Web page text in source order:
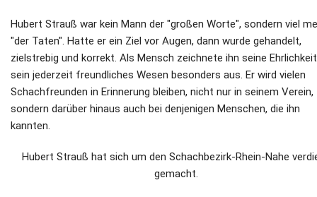
Hubert Strauß war kein Mann der "großen Worte", sondern viel
"der Taten". Hatte er ein Ziel vor Augen, dann wurde gehandelt,
zielstrebig und korrekt. Als Mensch zeichnete ihn seine
sein jederzeit freundliches Wesen besonders aus. Er wird vielen
Schachfreunden in Erinnerung bleiben, nicht nur in seinem Verein,
sondern darüber hinaus auch bei denjenigen Menschen, die ihn
kannten.
Hubert Strauß hat sich um den Schachbezirk-Rhein-Nahe
gemacht.